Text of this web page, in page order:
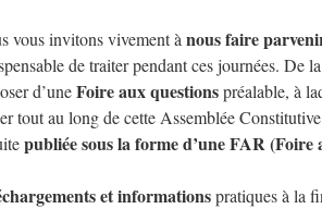
vous invitons vivement à nous faire
de traiter pendant ces journées. De
d’uneFoire aux questionspréalable, à
tout au long de cette Assemblée
publiée sous la forme d’une FAR
et informationspratiques à la